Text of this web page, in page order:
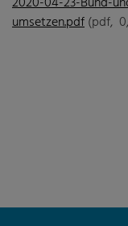
umsetzen.pdf(pdf,